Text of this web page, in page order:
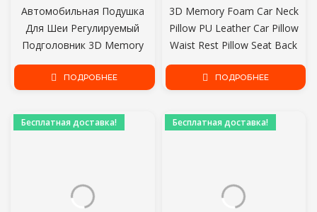
Автомобильная Подушка
Для Шеи Регулируемый
Подголовник 3D Memory
Foam Auto Headrest Travel
Pillow Neck Support
сидений Стайлинг
автомобиля
ПОДРОБНЕЕ
3D Memory Foam Car Neck
Pillow PU Leather Car Pillow
Waist Rest Pillow Seat Back
Rest Поясничная Подушка
Для автомобильных
ПОДРОБНЕЕ
Бесплатная доставка! Бесплатная доставка!